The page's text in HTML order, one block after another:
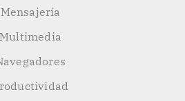
Mensajería
Multimedia